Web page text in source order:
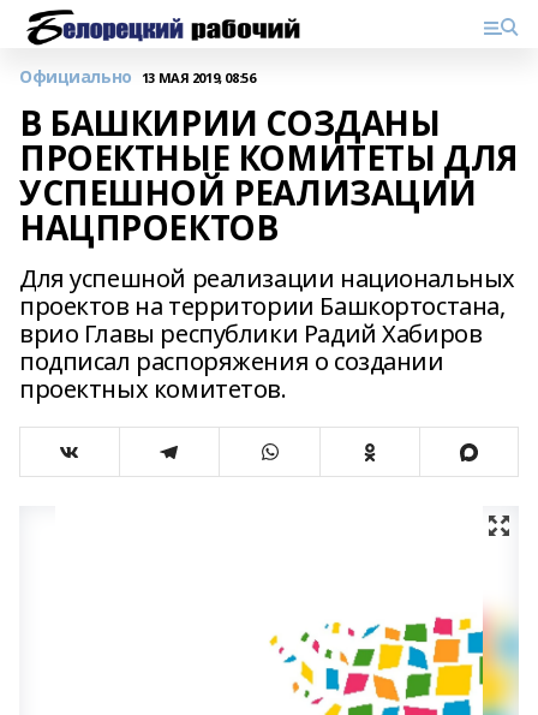
Официально 13 МАЯ 2019, 08:56
В БАШКИРИИ СОЗДАНЫ
ПРОЕКТНЫЕ КОМИТЕТЫ ДЛЯ
УСПЕШНОЙ РЕАЛИЗАЦИИ
НАЦПРОЕКТОВ
Для успешной реализации национальных
проектов на территории Башкортостана,
врио Главы республики Радий Хабиров
подписал распоряжения о создании
проектных комитетов.